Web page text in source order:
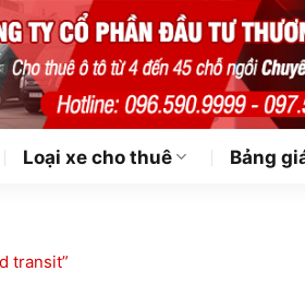
Loại xe cho thuê Bảng
transit”